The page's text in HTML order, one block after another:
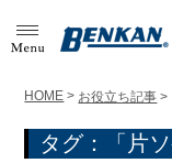
HOME > お役立ち記事 >
タグ：「片